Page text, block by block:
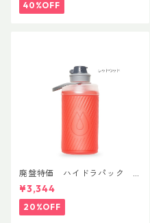
40%OFF
廃盤特価 ハイドラパック
フラックス 750ml
¥3,344
20%OFF